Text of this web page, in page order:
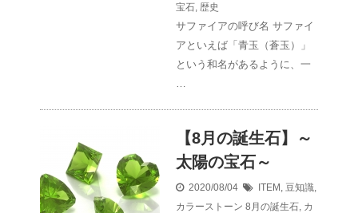
宝石, 歴史
サファイアの呼び名 サファイ
アといえば「青玉（蒼玉）」
という和名があるように、一
【8月の誕生石】～
太陽の宝石～
2020/08/04 ITEM, 豆知識,
カラーストーン 8月の誕生石, カ